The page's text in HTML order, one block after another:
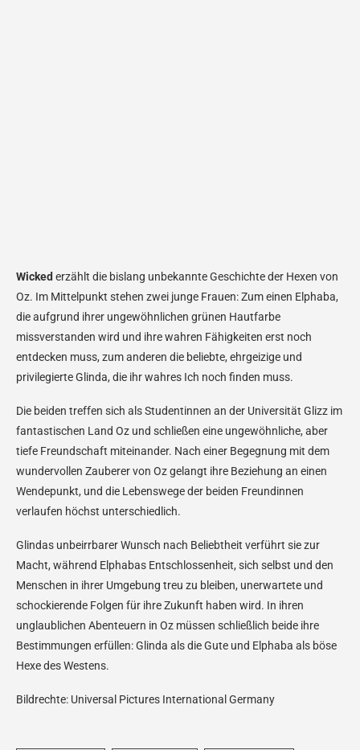
Wicked erzählt die bislang unbekannte Geschichte der Hexen von
Oz. Im Mittelpunkt stehen zwei junge Frauen: Zum einen Elphaba,
die aufgrund ihrer ungewöhnlichen grünen Hautfarbe
missverstanden wird und ihre wahren Fähigkeiten erst noch
entdecken muss, zum anderen die beliebte, ehrgeizige und
privilegierte Glinda, die ihr wahres Ich noch finden muss.
Die beiden treffen sich als Studentinnen an der Universität Glizz im
fantastischen Land Oz und schließen eine ungewöhnliche, aber
tiefe Freundschaft miteinander. Nach einer Begegnung mit dem
wundervollen Zauberer von Oz gelangt ihre Beziehung an einen
Wendepunkt, und die Lebenswege der beiden Freundinnen
verlaufen höchst unterschiedlich.
Glindas unbeirrbarer Wunsch nach Beliebtheit verführt sie zur
Macht, während Elphabas Entschlossenheit, sich selbst und den
Menschen in ihrer Umgebung treu zu bleiben, unerwartete und
schockierende Folgen für ihre Zukunft haben wird. In ihren
unglaublichen Abenteuern in Oz müssen schließlich beide ihre
Bestimmungen erfüllen: Glinda als die Gute und Elphaba als böse
Hexe des Westens.
Bildrechte: Universal Pictures International Germany